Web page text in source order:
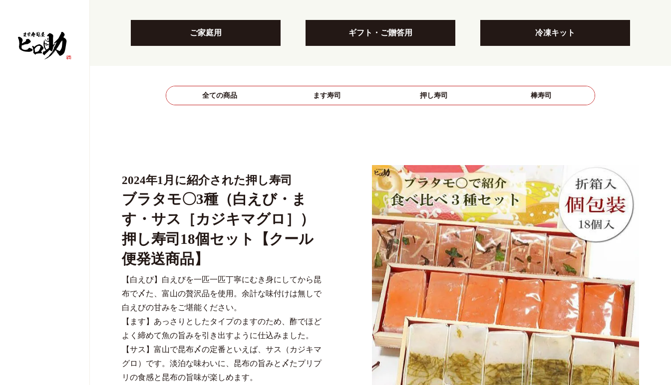
ご家庭用 ギフト・ご贈答用 冷凍キット
全ての商品 ます寿司 押し寿司 棒寿司
2024年1月に紹介された押し寿司
ブラタモ〇3種（白えび・ま
す・サス［カジキマグロ］）
押し寿司18個セット【クール
便発送商品】
【白えび】白えびを一匹一匹丁寧にむき身にしてから昆
布で〆た、富山の贅沢品を使用。余計な味付けは無しで
白えびの甘みをご堪能ください。
【ます】あっさりとしたタイプのますのため、酢でほど
よく締めて魚の旨みを引き出すように仕込みました。
【サス】富山で昆布〆の定番といえば、サス（カジキマ
グロ）です。淡泊な味わいに、昆布の旨みと〆たプリプ
リの食感と昆布の旨味が楽しめます。